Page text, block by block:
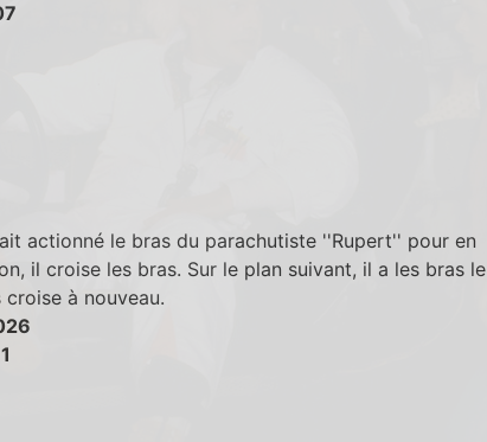
actionné le bras du parachutiste ''Rupert'' pour en
il croise les bras. Sur le plan suivant, il a les bras le
à nouveau.